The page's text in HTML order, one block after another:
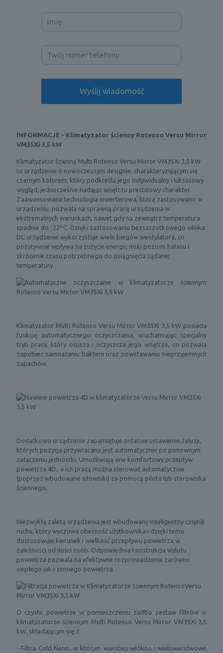
INFORMACJE - Klimatyzator ścienny Rotenso Versu Mirror
VM35Xi 3,5 kW
Klimatyzator ścienny Multi Rotenso Versu Mirror VM35Xi 3,5 kW
to urządzenie o nowoczesnym designie, charakteryzującym się
czarnym kolorem, który podkreśla jego indywidualny i luksusowy
wygląd, jednocześnie nadając wnętrzu prestiżowy charakter.
Zaawansowana technologia inwerterowa, którą zastosowano w
urządzeniu, pozwala na sprawną pracę urządzenia w
ekstremalnych warunkach, nawet gdy na zewnątrz temperatura
spadnie do -22ºC. Dzięki zastosowaniu bezszczotkowego silnika
DC urządzenie wykorzystuje wiele biegów wentylatora, co
pozytywnie wpływa na zużycie energii, niski poziom hałasu i
skrócenie czasu potrzebnego do osiągnięcia żądanej
temperatury.
Klimatyzator Multi Rotenso Versu Mirror VM35Xi 3,5 kW posiada
funkcję automatycznego oczyszczania, uruchamiając specjalny
tryb pracy, który osusza i oczyszcza jego wnętrze, co pozwala
zapobiec namnażaniu bakterii oraz powstawaniu nieprzyjemnych
zapachów.
Dodatkowo urządzenie zapamiętuje ostatnie ustawienie żaluzji,
których pozycja przywracana jest automatycznie po ponownym
załączeniu jednostki. Umożliwiają one komfortowy przepływ
powietrza 4D , a ich pracą można sterować automatycznie
(poprzez wbudowane siłowniki) za pomocą pilota lub sterownika
ściennego.
Niezwykłą zaletą urządzenia jest wbudowany inteligentny czujnik
ruchu, który wyczuwa obecność użytkownika i dzięki temu
dostosowuje kierunek i wielkość przepływu powietrza w
zależności od ilości osób. Odpowiednia konstrukcja wylotu
powietrza pozwala na efektywne rozprowadzenie zarówno
ciepłego jak i zimnego powietrza.
O czyste powietrze w pomieszczeniu zadba zestaw filtrów w
klimatyzatorze ściennym Multi Rotenso Versu Mirror VM35Xi 3,5
kW, składającym się z:
- Filtra Cold Nano, w którym warstwy włókna i wielowarstwowe